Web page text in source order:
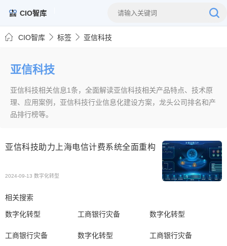
CIO智库
CIO智库 标签 亚信科技
亚信科技
亚信科技相关信息1条，全面解读亚信科技相关产品特点、技术原
理、应用案例，亚信科技行业信息化建设方案，龙头公司排名和产
品排行榜等。
亚信科技助力上海电信计费系统全面重构
2024-09-13 数字化转型
相关搜索
数字化转型 工商银行灾备 数字化转型
工商银行灾备 数字化转型 工商银行灾备